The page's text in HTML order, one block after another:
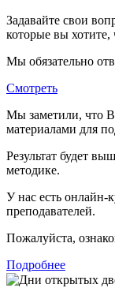
Задавайте свои
которые вы
Мы обязательно
Смотреть
Мы заметили, что
материалами для
Результат будет
методике.
У нас есть онлайн-
преподавателей.
Пожалуйста,
Подробнее